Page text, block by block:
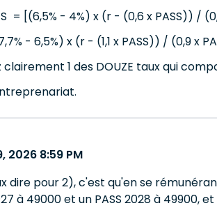
= [(6,5% - 4%) x (r - (0,6 x PASS)) /
- 6,5%) x (r - (1,1 x PASS)) / (0,9 x
1 des DOUZE taux qui
2026 8:59 PM
dire pour 2), c'est qu'en se
à 49000 et un PASS 2028 à